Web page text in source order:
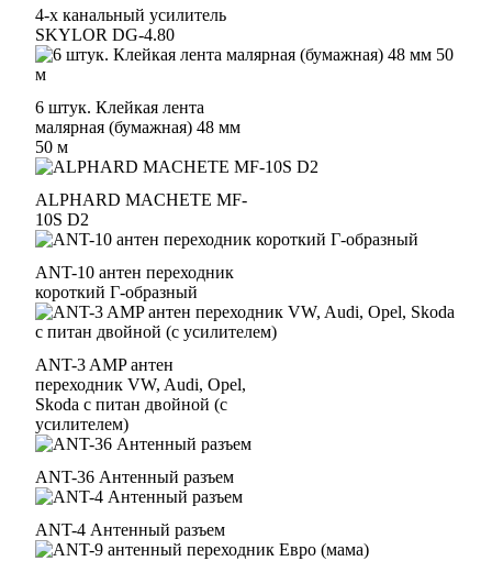
4-х канальный усилитель
SKYLOR DG-4.80
6 штук. Клейкая лента
малярная (бумажная) 48 мм
50 м
ALPHARD MACHETE MF-
10S D2
ANT-10 антен переходник
короткий Г-образный
ANT-3 AMP антен
переходник VW, Audi, Opel,
Skoda с питан двойной (с
усилителем)
ANT-36 Антенный разъем
ANT-4 Антенный разъем